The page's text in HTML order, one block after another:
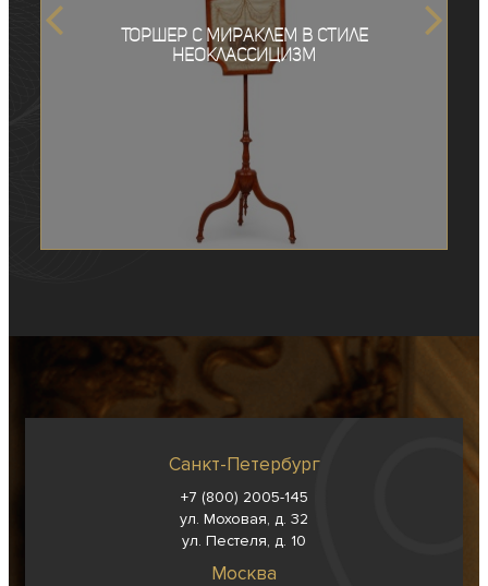
Торшер с мираклем в стиле
неоклассицизм
Санкт-Петербург
+7 (800) 2005-145
ул. Моховая, д. 32
ул. Пестеля, д. 10
Москва